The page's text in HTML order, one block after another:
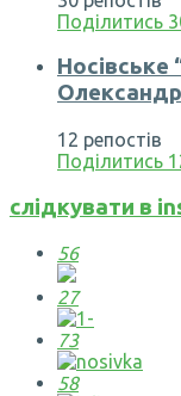
Поділитись
Носівське
12 репостів
Поділитись
слідкувати в
56
27
73
58